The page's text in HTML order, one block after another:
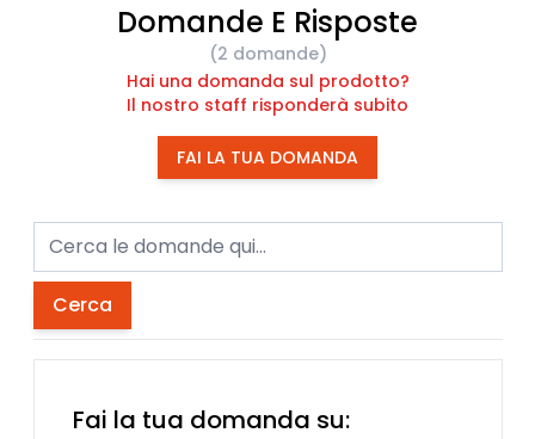
Domande E Risposte
(2 domande)
Hai una domanda sul prodotto?
Il nostro staff risponderà subito
FAI LA TUA DOMANDA
Cerca
Fai la tua domanda su: